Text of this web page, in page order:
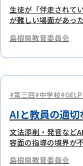
生徒が「伴走されて
が難しい場面があっ
島根県教育委員会
第三回 中学校 GELP
AIと教員の適
文法添削・発音など
容面の指導の境界が
島根県教育委員会